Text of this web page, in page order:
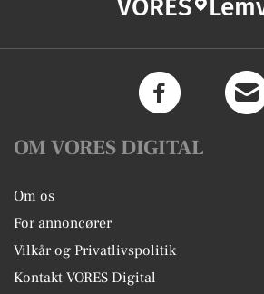
VORES
OM VORES DIGITAL
Om os
For annoncører
Vilkår og Privatlivspolitik
Kontakt VORES Digital